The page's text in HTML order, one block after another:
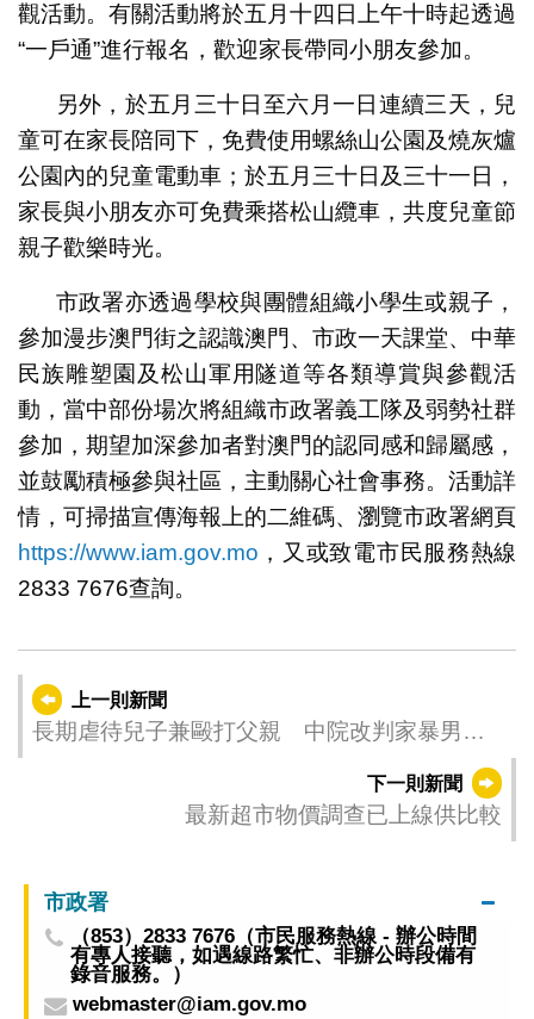
觀活動。有關活動將於五月十四日上午十時起透過
“一戶通”進行報名，歡迎家長帶同小朋友參加。
另外，於五月三十日至六月一日連續三天，兒
童可在家長陪同下，免費使用螺絲山公園及燒灰爐
公園內的兒童電動車；於五月三十日及三十一日，
家長與小朋友亦可免費乘搭松山纜車，共度兒童節
親子歡樂時光。
市政署亦透過學校與團體組織小學生或親子，
參加漫步澳門街之認識澳門、市政一天課堂、中華
民族雕塑園及松山軍用隧道等各類導賞與參觀活
動，當中部份場次將組織市政署義工隊及弱勢社群
參加，期望加深參加者對澳門的認同感和歸屬感，
並鼓勵積極參與社區，主動關心社會事務。活動詳
情，可掃描宣傳海報上的二維碼、瀏覽市政署網頁
https://www.iam.gov.mo ，又或致電市民服務熱線
2833 7676查詢。
上一則新聞
長期虐待兒子兼毆打父親 中院改判家暴男兩
下一則新聞
最新超市物價調查已上線供比較
市政署
（853）2833 7676（市民服務熱線 - 辦公時間
有專人接聽，如遇線路繁忙、非辦公時段備有
錄音服務。）
webmaster@iam.gov.mo